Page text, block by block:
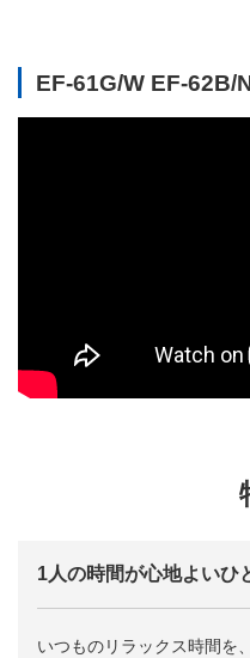
EF-61G/W EF-62B/
1人の時間が心地よいひ
いつものリラックス時間を